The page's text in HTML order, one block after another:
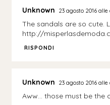
Unknown 23 agosto 2016 alle
The sandals are so cute.
http://
RISPONDI
Unknown 23 agosto 2016 alle
Aww... those must be the